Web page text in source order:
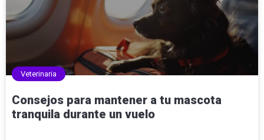
Veterinaria
Consejos para mantener a tu mascota
tranquila durante un vuelo